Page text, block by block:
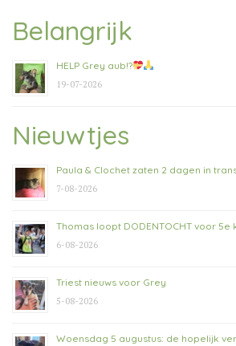
Belangrijk
HELP Grey aub!?
19-07-2026
Nieuwtjes
Paula & Clochet zaten 2 dagen in
7-08-2026
Thomas loopt DODENTOCHT voor 5e
6-08-2026
Triest nieuws voor Grey
5-08-2026
Woensdag 5 augustus: de hopelijk